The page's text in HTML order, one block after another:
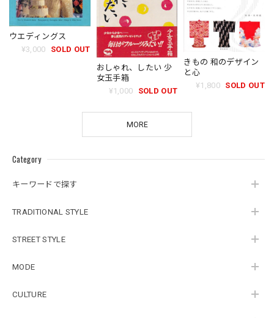
Category
キーワードで探す
TRADITIONAL STYLE
STREET STYLE
MODE
CULTURE
ウエディングス
¥3,000
SOLD OUT
おしゃれ、したい 少
女玉手箱
¥1,000
SOLD OUT
きもの 和のデザイン
と心
¥1,800 SOLD OUT
MORE